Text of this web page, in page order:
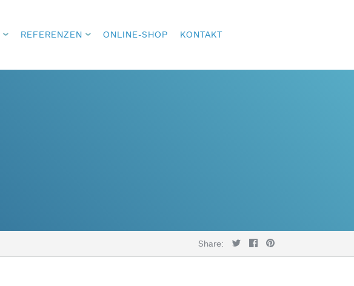
REFERENZEN ONLINE-SHOP KONTAKT
Share: